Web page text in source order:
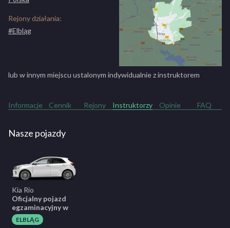
Rejony działania:
#Elbląg
lub w innym miejscu ustalonym indywidualnie z instruktorem
Informacje Cennik Rejony Instruktorzy Opinie FAQ
Nasze pojazdy
Kia Rio
Oficjalny pojazd
egzaminacyjny w
ELBLĄG